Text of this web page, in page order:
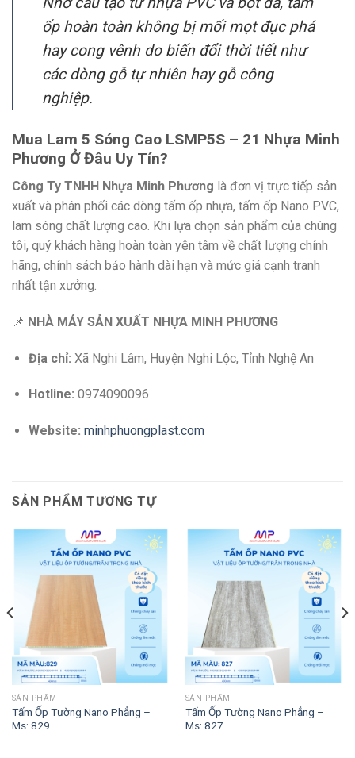
ốp hoàn toàn không bị mối mọt đục phá
hay cong vênh do biến đổi thời tiết như
các dòng gỗ tự nhiên hay gỗ công
nghiệp.
Mua Lam 5 Sóng Cao LSMP5S – 21 Nhựa Minh
Phương Ở Đâu Uy Tín?
Công Ty TNHH Nhựa Minh Phương là đơn vị trực tiếp sản
xuất và phân phối các dòng tấm ốp nhựa, tấm ốp Nano PVC,
lam sóng chất lượng cao. Khi lựa chọn sản phẩm của chúng
tôi, quý khách hàng hoàn toàn yên tâm về chất lượng chính
hãng, chính sách bảo hành dài hạn và mức giá cạnh tranh
nhất tận xưởng.
📌 NHÀ MÁY SẢN XUẤT NHỰA MINH PHƯƠNG
Địa chỉ: Xã Nghi Lâm, Huyện Nghi Lộc, Tỉnh Nghệ An
Hotline: 0974090096
Website: minhphuongplast.com
SẢN PHẨM TƯƠNG TỰ
SẢN PHẨM
Tấm Ốp Tường Nano Phẳng –
Ms: 829
SẢN PHẨM
Tấm Ốp Tường Nano Phẳng –
Ms: 827